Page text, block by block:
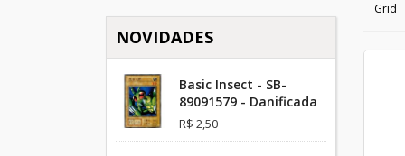
NOVIDADES
Basic Insect - SB-
89091579 - Danificada
R$ 2,50
Grid